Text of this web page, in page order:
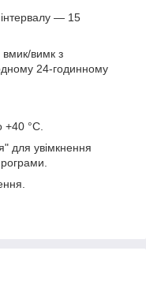
— 15
вмик/вимк з
24-годинному
+40 °C.
для увімкнення